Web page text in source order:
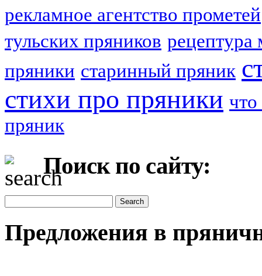
рекламное агентство прометей
тульских пряников рецептура
пряники старинный пряник
стихи про пряники что
пряник
Поиск по сайту:
Предложения в